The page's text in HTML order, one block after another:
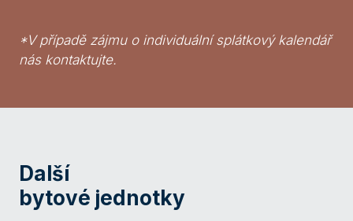
*V případě zájmu o individuální splátkový kalendář
nás kontaktujte.
Další
bytové jednotky